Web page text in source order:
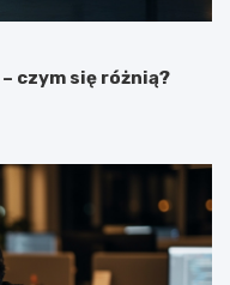
czym się różnią?